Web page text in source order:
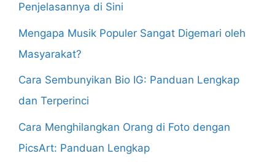
Penjelasannya di Sini
Mengapa Musik Populer Sangat Digemari oleh
Masyarakat?
Cara Sembunyikan Bio IG: Panduan Lengkap
dan Terperinci
Cara Menghilangkan Orang di Foto dengan
PicsArt: Panduan Lengkap